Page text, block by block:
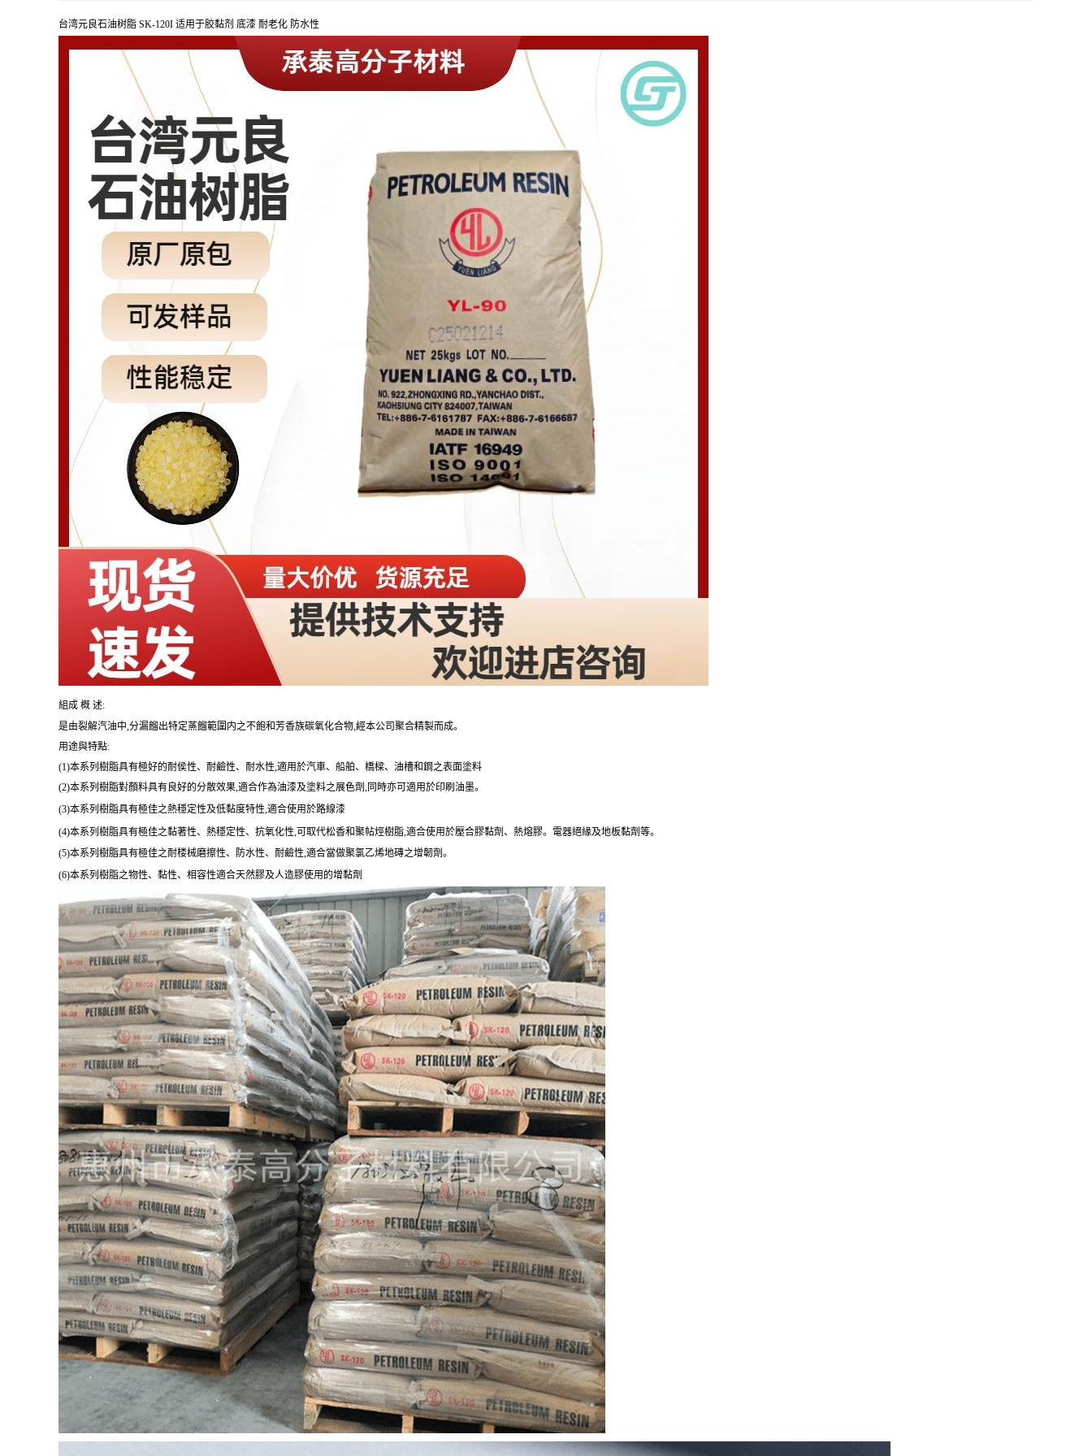
台湾元良石油树脂 SK-120I 适用于胶黏剂 底漆 耐老化 防水性
組成 概 述:
是由裂解汽油中,分漏餾出特定蒸餾範圍内之不飽和芳香族碳氧化合物,經本公司聚合精製而成。
用途與特點:
(1)本系列樹脂具有極好的耐侯性、耐鹼性、耐水性,適用於汽車、船舶、橋樑、油槽和鋼之表面塗料
(2)本系列樹脂對顏料具有良好的分散效果,適合作為油漆及塗料之展色劑,同時亦可適用於印刷油墨。
(3)本系列樹脂具有極佳之熱穩定性及低黏度特性,適合使用於路線漆
(4)本系列樹脂具有極佳之黏著性、熱穩定性、抗氧化性,可取代松香和聚帖烴樹脂,適合使用於壓合膠黏劑、熱熔膠。電器絕緣及地板黏劑等。
(5)本系列樹脂具有極佳之耐楼械磨擦性、防水性、耐鹼性,適合當做聚氯乙烯地磚之增韌劑。
(6)本系列樹脂之物性、黏性、相容性適合天然膠及人造膠使用的增黏劑